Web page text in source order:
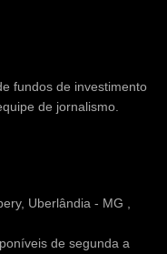
fundos de investimento
de jornalismo.
Uberlândia - MG ,
de segunda a